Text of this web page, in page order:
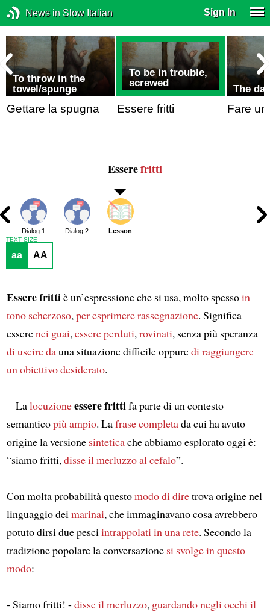
News in Slow Italian Sign In
To throw in the
towel/spunge
Gettare la spugna
To be in trouble,
screwed
Essere fritti
The
Fare
Esserefritti
Dialog 1 Dialog 2 Lesson
TEXT SIZE
aa AA
Essere frittiè un’espressione che si usa, molto spessoin
tono scherzoso, per esprimere rassegnazione. Significa
esserenei guai, essere perduti, rovinati, senza più speranza
di uscire dauna situazione difficile oppuredi raggiungere
un obiettivo desiderato.
Lalocuzioneessere frittifa parte di un contesto
semanticopiù ampio. Lafrase completada cui ha avuto
origine la versione sinteticache abbiamo esplorato oggi è:
“siamo fritti, disse il merluzzo al cefalo”.
Con molta probabilità questomodo di diretrova origine nel
linguaggio dei marinai, che immaginavano cosa avrebbero
potuto dirsi due pesci intrappolati in una rete. Secondo la
tradizione popolare la conversazione si svolge in questo
modo:
- Siamo fritti! - disse il merluzzo, guardando negli occhi il